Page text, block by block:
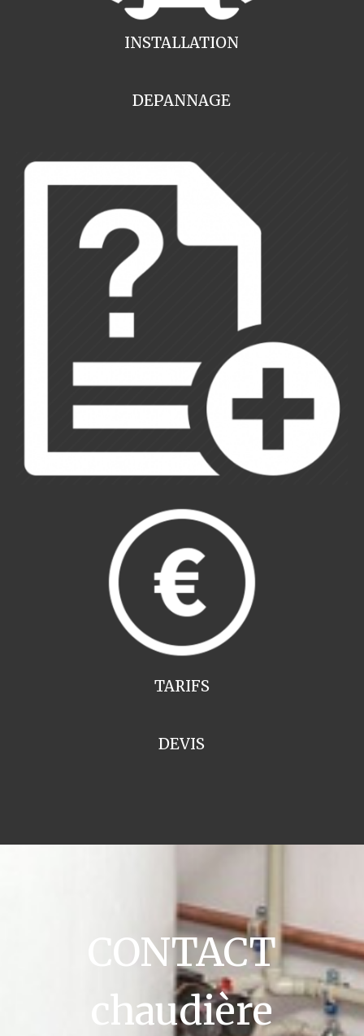
INSTALLATION
DEPANNAGE
TARIFS
DEVIS
CONTACT
chaudière